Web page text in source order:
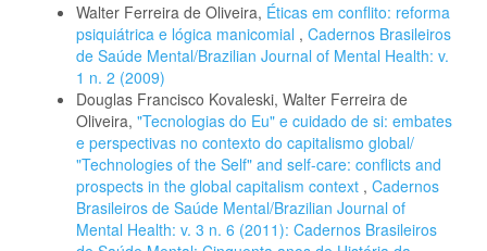
Walter Ferreira de Oliveira, Éticas em conflito: reforma
psiquiátrica e lógica manicomial , Cadernos Brasileiros
de Saúde Mental/Brazilian Journal of Mental Health: v.
1 n. 2 (2009)
Douglas Francisco Kovaleski, Walter Ferreira de
Oliveira, "Tecnologias do Eu" e cuidado de si: embates
e perspectivas no contexto do capitalismo global/
"Technologies of the Self" and self-care: conflicts and
prospects in the global capitalism context , Cadernos
Brasileiros de Saúde Mental/Brazilian Journal of
Mental Health: v. 3 n. 6 (2011): Cadernos Brasileiros